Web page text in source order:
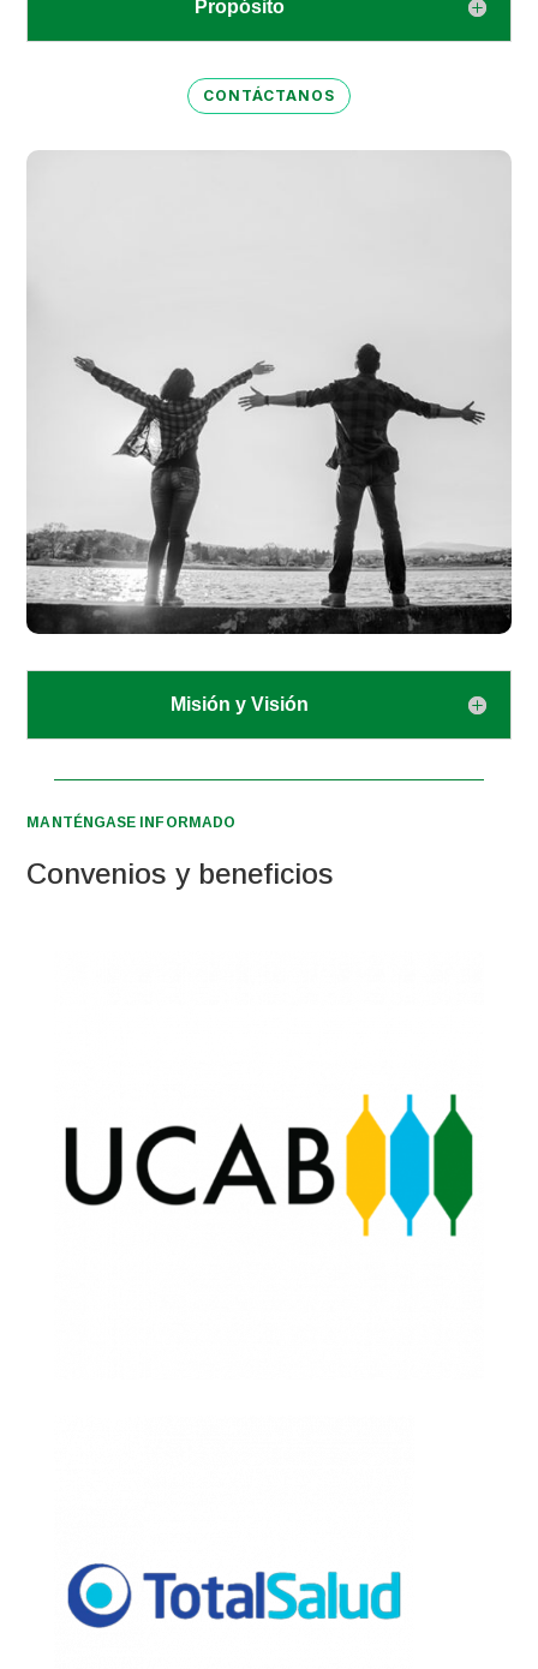
Propósito
CONTÁCTANOS
Misión y Visión
MANTÉNGASE INFORMADO
Convenios y beneficios